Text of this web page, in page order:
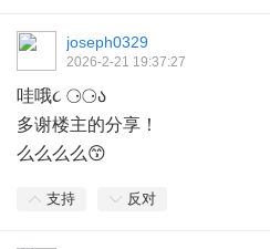
joseph0329
2026-2-21 19:37:27
哇哦૮ ⚆⚆ა
多谢楼主的分享！
么么么么😙
支持 反对